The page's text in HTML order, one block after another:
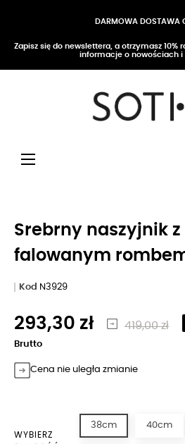
DARMOWA DOSTAWA
Zapisz się do newslettera, a otrzymasz 10%
informacje o nowościach
Przełącz nawigację
☰
Srebrny naszyjnik z
falowanym
Kod N3929
293,30 zł 419,00 zł
Brutto
Cena nie uległa zmianie
WYBIERZ
38cm 40cm